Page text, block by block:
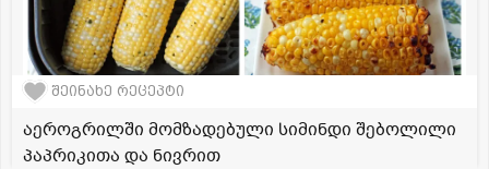
შეინახე რეცეპტი
აეროგრილში მომზადებული სიმინდი შებოლილი
პაპრიკითა და ნივრით